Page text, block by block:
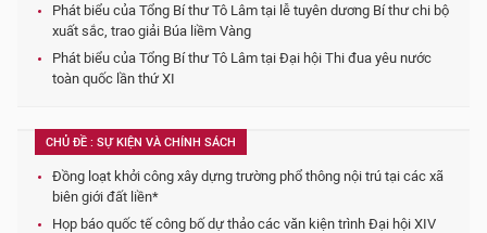
Phát biểu của Tổng Bí thư Tô Lâm tại lễ tuyên dương Bí thư chi bộ
xuất sắc, trao giải Búa liềm Vàng
Phát biểu của Tổng Bí thư Tô Lâm tại Đại hội Thi đua yêu nước
toàn quốc lần thứ XI
CHỦ ĐỀ : SỰ KIỆN VÀ CHÍNH SÁCH
Đồng loạt khởi công xây dựng trường phổ thông nội trú tại các xã
biên giới đất liền*
Họp báo quốc tế công bố dự thảo các văn kiện trình Đại hội XIV